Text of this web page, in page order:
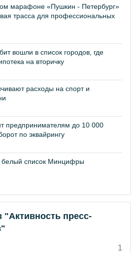
марафоне «Пушкин - Петербург»
трасса для профессиональных
вошли в список городов, где
на вторичку
расходы на спорт и
предпринимателям до 10 000
по эквайрингу
список Минцифры
"Активность пресс-
1